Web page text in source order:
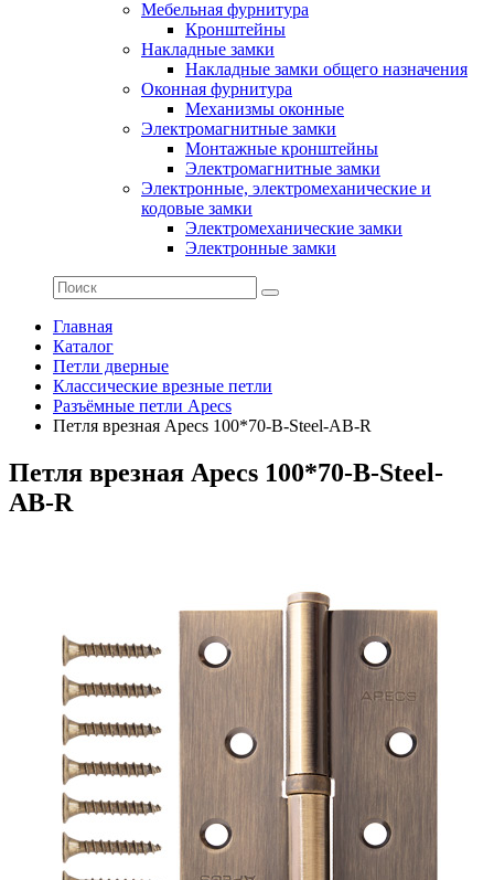
Мебельная фурнитура
Кронштейны
Накладные замки
Накладные замки общего назначения
Оконная фурнитура
Механизмы оконные
Электромагнитные замки
Монтажные кронштейны
Электромагнитные замки
Электронные, электромеханические и
кодовые замки
Электромеханические замки
Электронные замки
Главная
Каталог
Петли дверные
Классические врезные петли
Разъёмные петли Apecs
Петля врезная Apecs 100*70-B-Steel-AB-R
Петля врезная Apecs 100*70-B-Steel-
AB-R